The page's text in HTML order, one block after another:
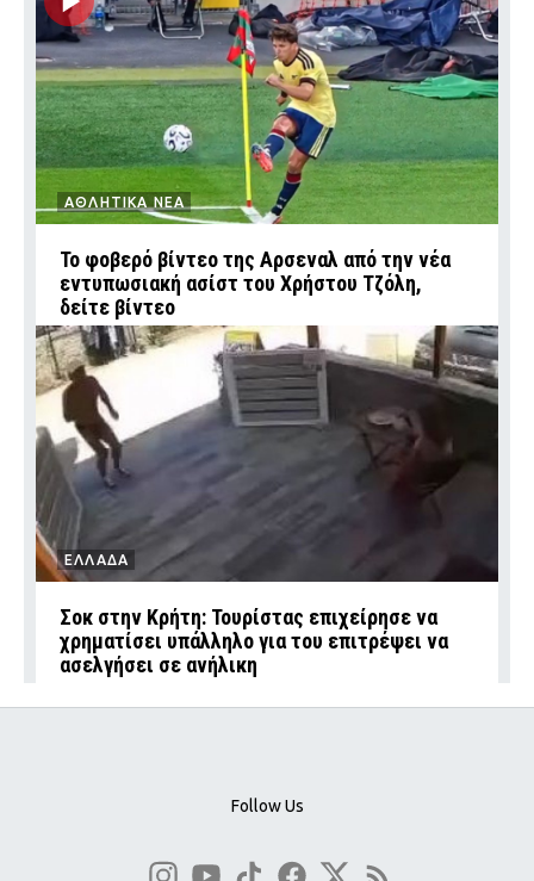
ΑΘΛΗΤΙΚΑ ΝΕΑ
Το φοβερό βίντεο της Αρσεναλ από την νέα
εντυπωσιακή ασίστ του Χρήστου Τζόλη,
δείτε βίντεο
ΕΛΛΑΔΑ
Σοκ στην Κρήτη: Τουρίστας επιχείρησε να
χρηματίσει υπάλληλο για του επιτρέψει να
ασελγήσει σε ανήλικη
Follow Us